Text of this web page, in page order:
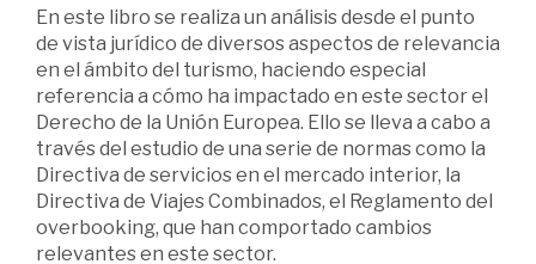
En este libro se realiza un análisis desde el punto
de vista jurídico de diversos aspectos de relevancia
en el ámbito del turismo, haciendo especial
referencia a cómo ha impactado en este sector el
Derecho de la Unión Europea. Ello se lleva a cabo a
través del estudio de una serie de normas como la
Directiva de servicios en el mercado interior, la
Directiva de Viajes Combinados, el Reglamento del
overbooking, que han comportado cambios
relevantes en este sector.